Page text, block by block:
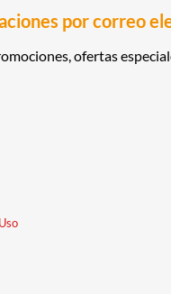
por correo
ofertas